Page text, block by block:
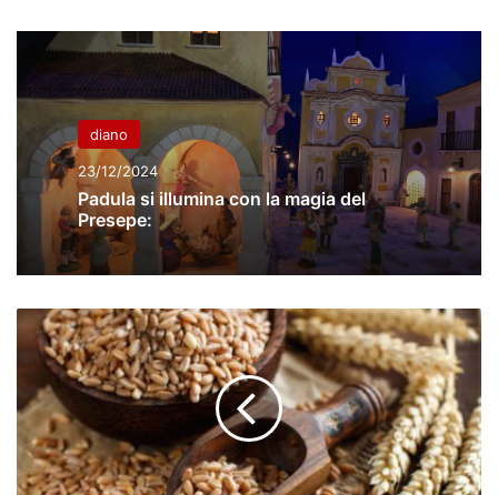
diano
23/12/2024
Padula si illumina con la magia del
Presepe:
FABBISOGNO
DI
FIBRE
GIORNO:
FONTI
ESSENZIALI
PER